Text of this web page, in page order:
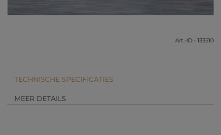
Art.-ID - 133510
TECHNISCHE SPECIFICATIES
MEER DETAILS